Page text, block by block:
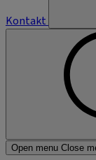
Kontakt
Open menu Close